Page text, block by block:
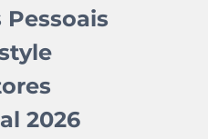
Pessoais
2026